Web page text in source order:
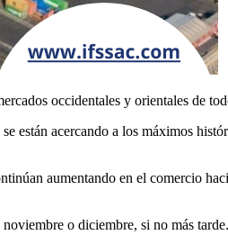
occidentales y orientales de
están acercando a los máximos
aumentando en el comercio
o diciembre, si no más tarde.